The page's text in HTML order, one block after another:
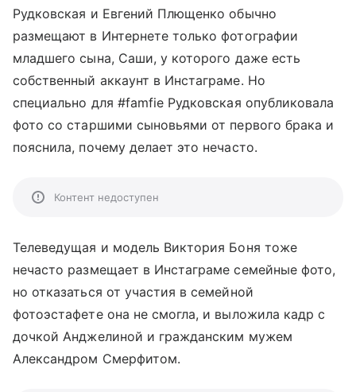
Рудковская и Евгений Плющенко обычно
размещают в Интернете только фотографии
младшего сына, Саши, у которого даже есть
собственный аккаунт в Инстаграме. Но
специально для #famfie Рудковская опубликовала
фото со старшими сыновьями от первого брака и
пояснила, почему делает это нечасто.
Контент недоступен
Телеведущая и модель Виктория Боня тоже
нечасто размещает в Инстаграме семейные фото,
но отказаться от участия в семейной
фотоэстафете она не смогла, и выложила кадр с
дочкой Анджелиной и гражданским мужем
Александром Смерфитом.